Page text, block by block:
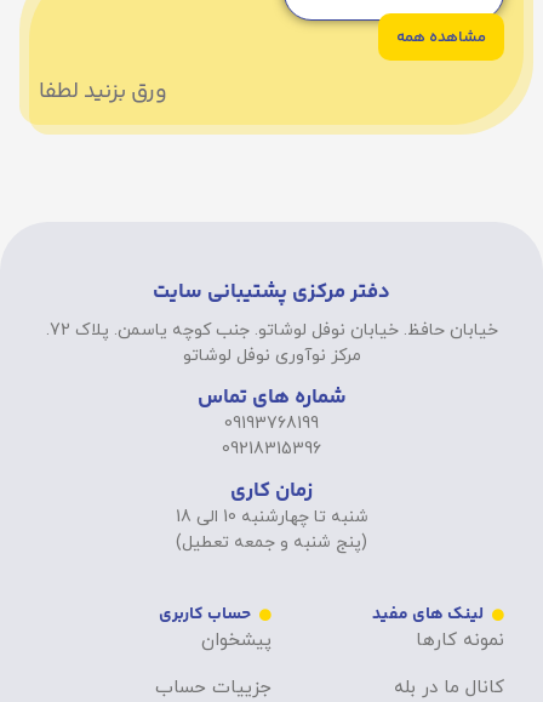
مشاهده همه
ورق بزنید لطفا
دفتر مرکزی پشتیبانی سایت
خیابان حافظ. خیابان نوفل لوشاتو. جنب کوچه یاسمن. پلاک 72.
مرکز نوآوری نوفل لوشاتو
شماره های تماس
09193768199
09218315396
زمان کاری
شنبه تا چهارشنبه 10 الی 18
(پنج شنبه و جمعه تعطیل)
لینک های مفید
نمونه کارها
کانال ما در بله
حساب کاربری
پیشخوان
جزییات حساب